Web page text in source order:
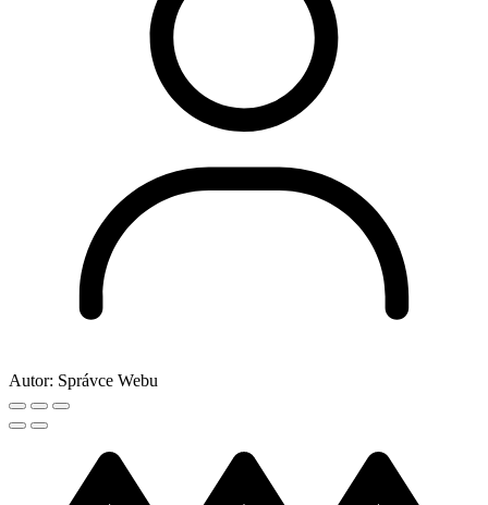
Autor: Správce Webu